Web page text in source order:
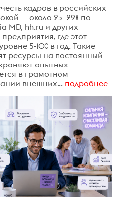
кадров в российских
— около 25–29% по
MD, hh.ru и других
где этот
5-10% в год. Такие
ресурсы на постоянный
опытных
в грамотном
внешних... подробнее